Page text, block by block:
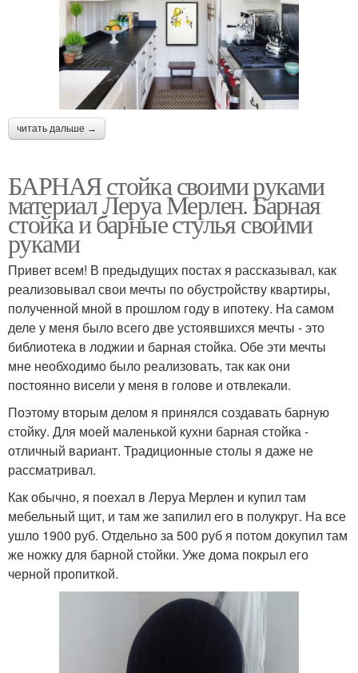
читать дальше →
БАРНАЯ стойка своими руками
материал Леруа Мерлен. Барная
стойка и барные стулья своими
руками
Привет всем! В предыдущих постах я рассказывал, как
реализовывал свои мечты по обустройству квартиры,
полученной мной в прошлом году в ипотеку. На самом
деле у меня было всего две устоявшихся мечты - это
библиотека в лоджии и барная стойка. Обе эти мечты
мне необходимо было реализовать, так как они
постоянно висели у меня в голове и отвлекали.
Поэтому вторым делом я принялся создавать барную
стойку. Для моей маленькой кухни барная стойка -
отличный вариант. Традиционные столы я даже не
рассматривал.
Как обычно, я поехал в Леруа Мерлен и купил там
мебельный щит, и там же запилил его в полукруг. На все
ушло 1900 руб. Отдельно за 500 руб я потом докупил там
же ножку для барной стойки. Уже дома покрыл его
черной пропиткой.